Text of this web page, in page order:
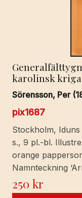
karolinsk
Sörensson, Per
pix1687
Stockholm, Iduns
s., 9 pl.-bl.
orange
Namnteckning
250kr